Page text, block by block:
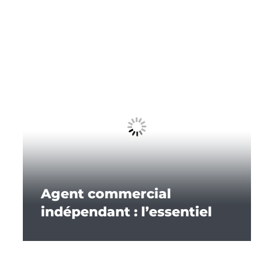
Agent commercial
indépendant : l’essentiel